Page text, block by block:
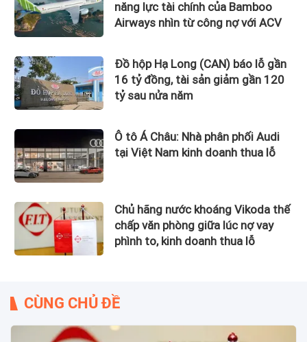
năng lực tài chính của Bamboo
Airways nhìn từ công nợ với ACV
Đồ hộp Hạ Long (CAN) báo lỗ gần
16 tỷ đồng, tài sản giảm gần 120
tỷ sau nửa năm
Ô tô Á Châu: Nhà phân phối Audi
tại Việt Nam kinh doanh thua lỗ
Chủ hãng nước khoáng Vikoda thế
chấp văn phòng giữa lúc nợ vay
phình to, kinh doanh thua lỗ
CÙNG CHỦ ĐỀ